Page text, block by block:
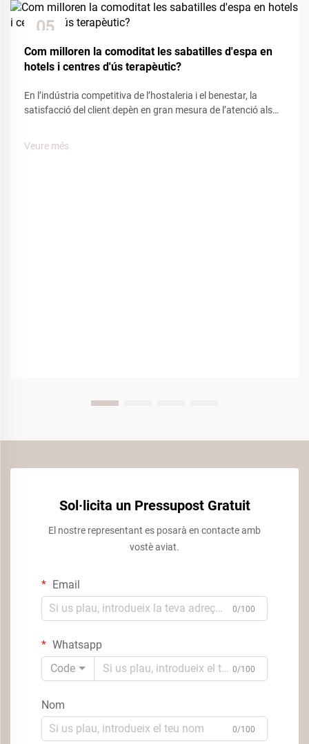
05
Com milloren la comoditat les sabatilles d'espa en
hotels i centres d'ús terapèutic?
En l’indústria competitiva de l’hostaleria i el benestar, la
satisfacció del client depèn en gran mesura de l’atenció als
Veure més
Sol·licita un Pressupost Gratuit
El nostre representant es posarà en contacte amb
vostè aviat.
Email
0/100
Whatsapp
Code
0/100
Nom
0/100